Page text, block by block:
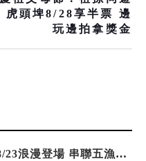
虎頭埤8/28享半票 邊
玩邊拍拿獎金
「東北角外澳月夜」8/22-8/23浪漫登場 串聯五漁村、音樂、市集、火舞與慢旅共度夏夜